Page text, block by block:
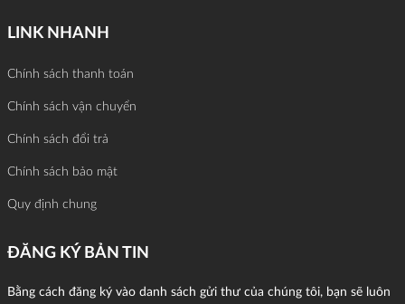
LINK NHANH
Chính sách thanh toán
Chính sách vận chuyển
Chính sách đổi trả
Chính sách bảo mật
Quy định chung
ĐĂNG KÝ BẢN TIN
Bằng cách đăng ký vào danh sách gửi thư của chúng tôi, bạn sẽ luôn